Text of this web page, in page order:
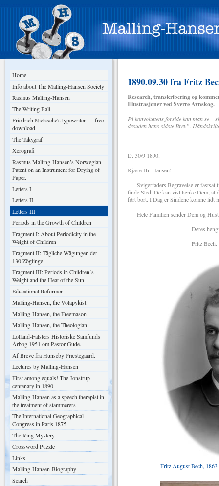
Home
Info about The Malling-Hansen Society
Rasmus Malling-Hansen
The Writing Ball
Friedrich Nietzsche's typewriter ----free
download----
The Takygraf
Xerografi
Rasmus Malling-Hansen’s Norwegian
Patent on an Instrument for Drying of
Paper.
Letters I
Letters II
Letters III
Periods in the Growth of Children
Fragment I: About Periodicity in the
Weight of Children
Fragment II: Tägliche Wägungen der
130 Zöglinge
Fragment III: Periods in Children´s
Weight and the Heat of the Sun
Educational Reformer
Malling-Hansen, the Volapykist
Malling-Hansen, the Freemason
Malling-Hansen, the Theologian.
Lolland-Falsters Historiske Samfunds
Årbog 1951 om Pastor Gude.
Af Breve fra Hunseby Præstegaard.
Lectures by Malling-Hansen
First among equals! The Jonstrup
centenary in 1890.
Malling-Hansen as a speech therapist in
the treatment of stammerers
The International Geographical
Congress in Paris 1875.
The Ring Mystery
Crossword Puzzle
Links
Malling-Hansen-Biography
Search
1890.09.30 fra Fritz
Research, transkribering og
Illustrasjoner ved Sverre Avnskog.
På konvoluttens forside kan man se –
desuden hans sidste Brev”.
- - - - -
D. 30/9 1890.
Kjære Hr. Hansen!
Svigerfaders Begravelse er fastsat
finde Sted. De kan vist tænke Dem, at
ført bort. I Dag er Sindene komne lidt
Hele Familien sender Dem og
Deres
Fritz Bech.
Fritz August Bech,